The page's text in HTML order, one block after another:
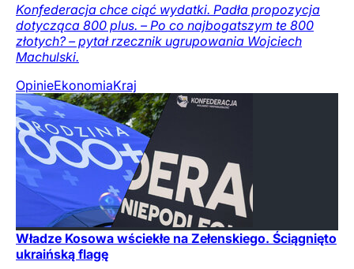
Konfederacja chce ciąć wydatki. Padła propozycja
dotycząca 800 plus. – Po co najbogatszym te 800
złotych? – pytał rzecznik ugrupowania Wojciech
Machulski.
OpinieEkonomiaKraj
Władze Kosowa wściekłe na Zełenskiego. Ściągnięto
ukraińską flagę